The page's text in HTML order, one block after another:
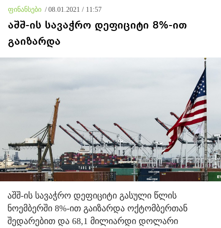
ფინანსები / 08.01.2021 / 11:57
აშშ-ის სავაჭრო დეფიციტი 8%-ით
გაიზარდა
აშშ-ის სავაჭრო დეფიციტი გასული წლის
ნოემბერში 8%-ით გაიზარდა ოქტომბერთან
შედარებით და 68,1 მილიარდი დოლარი